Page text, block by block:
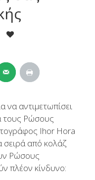
να αντιμετωπίσει
τους Ρώσους
Ihor Hora
σειρά από κολάζ
Ρώσους
πλέον κίνδυνο: